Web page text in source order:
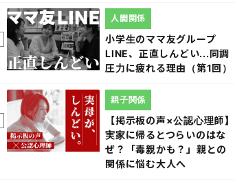
小学生のママ友グループ
LINE、正直しんどい...同調
圧力に疲れる理由（第1回）
人間関係
【掲示板の声×公認心理師】
実家に帰るとつらいのはな
ぜ？「毒親かも？」親との
関係に悩む大人へ
親子関係